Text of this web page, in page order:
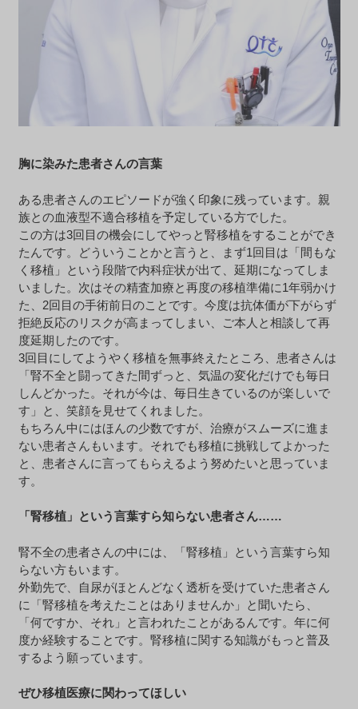
胸に染みた患者さんの言葉
ある患者さんのエピソードが強く印象に残っています。親
族との血液型不適合移植を予定している方でした。
この方は3回目の機会にしてやっと腎移植をすることができ
たんです。どういうことかと言うと、まず1回目は「間もな
く移植」という段階で内科症状が出て、延期になってしま
いました。次はその精査加療と再度の移植準備に1年弱かけ
た、2回目の手術前日のことです。今度は抗体価が下がらず
拒絶反応のリスクが高まってしまい、ご本人と相談して再
度延期したのです。
3回目にしてようやく移植を無事終えたところ、患者さんは
「腎不全と闘ってきた間ずっと、気温の変化だけでも毎日
しんどかった。それが今は、毎日生きているのが楽しいで
す」と、笑顔を見せてくれました。
もちろん中にはほんの少数ですが、治療がスムーズに進ま
ない患者さんもいます。それでも移植に挑戦してよかった
と、患者さんに言ってもらえるよう努めたいと思っていま
す。
「腎移植」という言葉すら知らない患者さん……
腎不全の患者さんの中には、「腎移植」という言葉すら知
らない方もいます。
外勤先で、自尿がほとんどなく透析を受けていた患者さん
に「腎移植を考えたことはありませんか」と聞いたら、
「何ですか、それ」と言われたことがあるんです。年に何
度か経験することです。腎移植に関する知識がもっと普及
するよう願っています。
ぜひ移植医療に関わってほしい